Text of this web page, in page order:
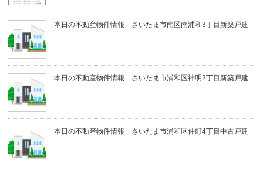
本日の不動産物件情報 さいたま市南区南浦和3丁目新築戸建
本日の不動産物件情報 さいたま市浦和区神明2丁目新築戸建
本日の不動産物件情報 さいたま市浦和区仲町4丁目中古戸建